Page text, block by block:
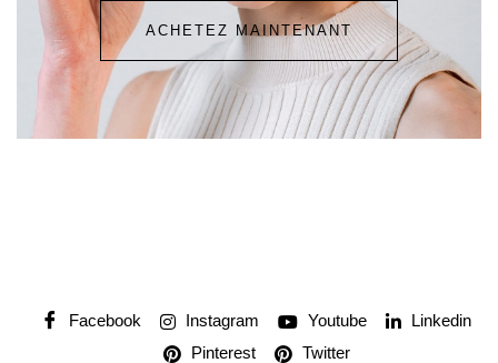
ACHETEZ MAINTENANT
Facebook Instagram Youtube
Linkedin
Pinterest
Twitter